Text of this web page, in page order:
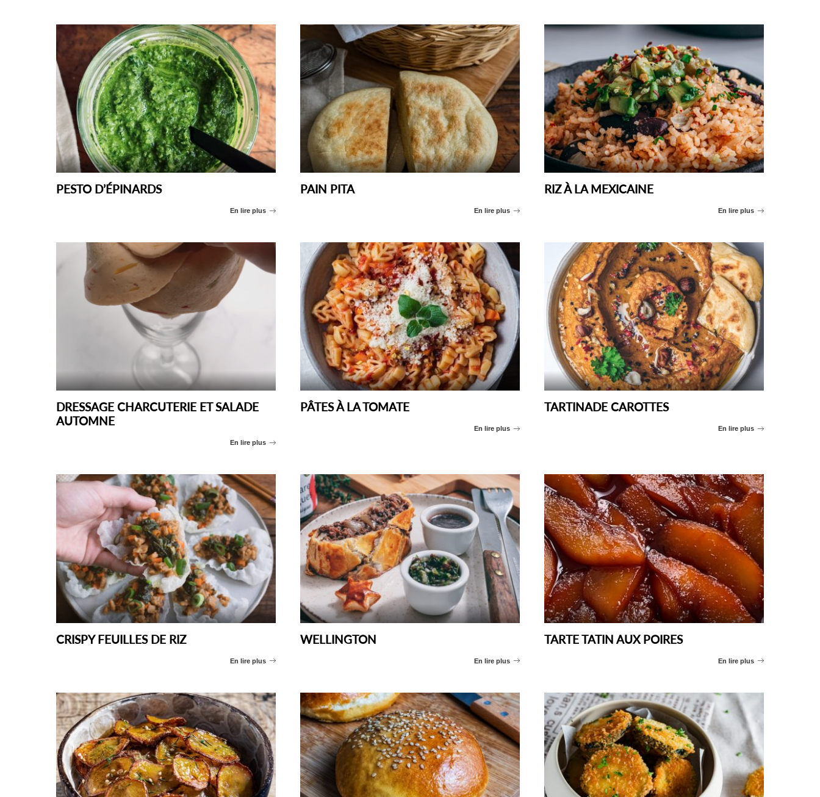
PESTO D’ÉPINARDS
En lire plus
PAIN PITA
En lire plus
RIZ À LA MEXICAINE
En lire plus
DRESSAGE CHARCUTERIE ET SALADE
AUTOMNE
En lire plus
PÂTES À LA TOMATE
En lire plus
TARTINADE CAROTTES
En lire plus
CRISPY FEUILLES DE RIZ
En lire plus
WELLINGTON
En lire plus
TARTE TATIN AUX POIRES
En lire plus